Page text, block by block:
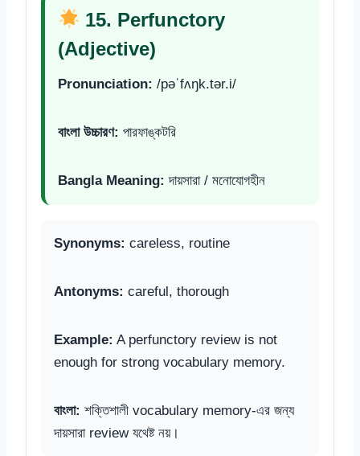
15. Perfunctory
(Adjective)
Pronunciation: /pəˈfʌŋk.tər.i/
বাংলা উচ্চারণ: পারফাঙ্কটরি
Bangla Meaning: দায়সারা / মনোযোগহীন
Synonyms: careless, routine
Antonyms: careful, thorough
Example: A perfunctory review is not
enough for strong vocabulary memory.
বাংলা: শক্তিশালী vocabulary memory-এর জন্য
দায়সারা review যথেষ্ট নয়।